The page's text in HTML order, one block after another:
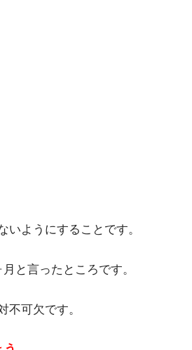
ようにすることです。
と言ったところです。
不可欠です。